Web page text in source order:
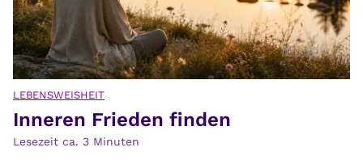
e
r
s
t
LEBENSWEISHEIT
Inneren Frieden finden
Lesezeit ca. 3 Minuten